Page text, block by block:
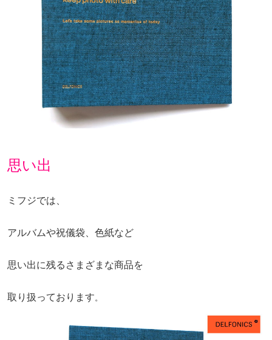
思い出
ミフジでは、
アルバムや祝儀袋、色紙など
思い出に残るさまざまな商品を
取り扱っております 。